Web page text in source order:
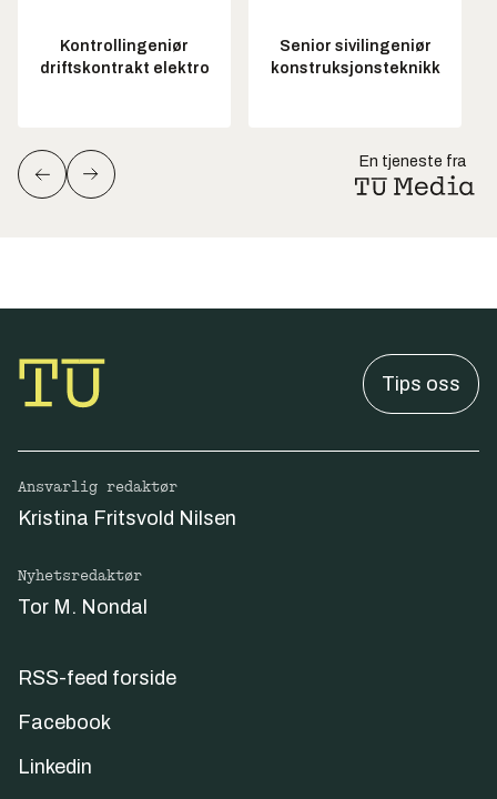
Kontrollingeniør
driftskontrakt elektro
Senior sivilingeniør
konstruksjonsteknikk
En tjeneste fra
Tips oss
Ansvarlig redaktør
Kristina Fritsvold Nilsen
Nyhetsredaktør
Tor M. Nondal
RSS-feed forside
Facebook
Linkedin